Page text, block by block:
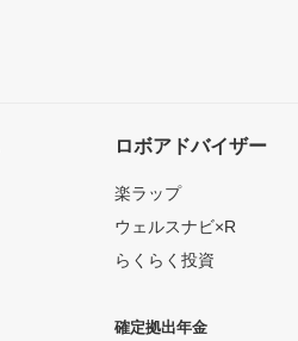
ロボアドバイザー
楽ラップ
ウェルスナビ×R
らくらく投資
確定拠出年金